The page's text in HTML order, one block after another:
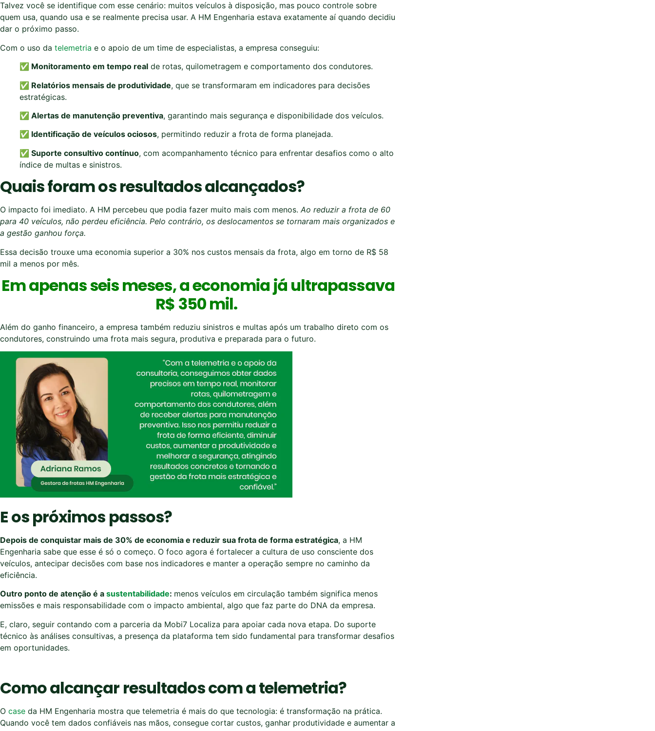
Talvez você se identifique com esse cenário: muitos veículos à disposição, mas pouco controle sobre
quem usa, quando usa e se realmente precisa usar. A HM Engenharia estava exatamente aí quando decidiu
dar o próximo passo.
Com o uso da telemetria e o apoio de um time de especialistas, a empresa conseguiu:
✅ Monitoramento em tempo real de rotas, quilometragem e comportamento dos condutores.
✅ Relatórios mensais de produtividade, que se transformaram em indicadores para decisões
estratégicas.
✅ Alertas de manutenção preventiva, garantindo mais segurança e disponibilidade dos veículos.
✅ Identificação de veículos ociosos, permitindo reduzir a frota de forma planejada.
✅ Suporte consultivo contínuo, com acompanhamento técnico para enfrentar desafios como o alto
índice de multas e sinistros.
Quais foram os resultados alcançados?
O impacto foi imediato. A HM percebeu que podia fazer muito mais com menos.Ao reduzir a frota de 60
para 40 veículos, não perdeu eficiência. Pelo contrário, os deslocamentos se tornaram mais organizados e
a gestão ganhou força.
Essa decisão trouxe uma economia superior a 30% nos custos mensais da frota, algo em torno de R$ 58
mil a menos por mês.
Em apenas seis meses, a economia já ultrapassava
R$ 350 mil.
Além do ganho financeiro, a empresa também reduziu sinistros e multas após um trabalho direto com os
condutores, construindo uma frota mais segura, produtiva e preparada para o futuro.
E os próximos passos?
Depois de conquistar mais de 30% de economia e reduzir sua frota de forma estratégica, a HM
Engenharia sabe que esse é só o começo. O foco agora é fortalecer a cultura de uso consciente dos
veículos, antecipar decisões com base nos indicadores e manter a operação sempre no caminho da
eficiência.
Outro ponto de atenção é a sustentabilidade: menos veículos em circulação também significa menos
emissões e mais responsabilidade com o impacto ambiental, algo que faz parte do DNA da empresa.
E, claro, seguir contando com a parceria da Mobi7 Localiza para apoiar cada nova etapa. Do suporte
técnico às análises consultivas, a presença da plataforma tem sido fundamental para transformar desafios
em oportunidades.
Como alcançar resultados com a telemetria?
O case da HM Engenharia mostra que telemetria é mais do que tecnologia: é transformação na prática.
Quando você tem dados confiáveis nas mãos, consegue cortar custos, ganhar produtividade e aumentar a